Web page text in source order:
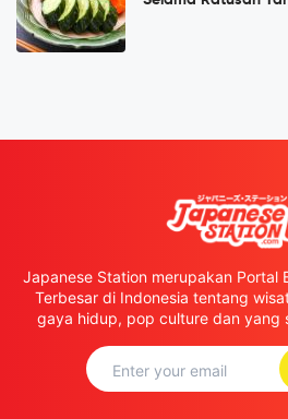
Japanese Station merupakan Portal
Terbesar di Indonesia tentang
gaya hidup, pop culture dan yang